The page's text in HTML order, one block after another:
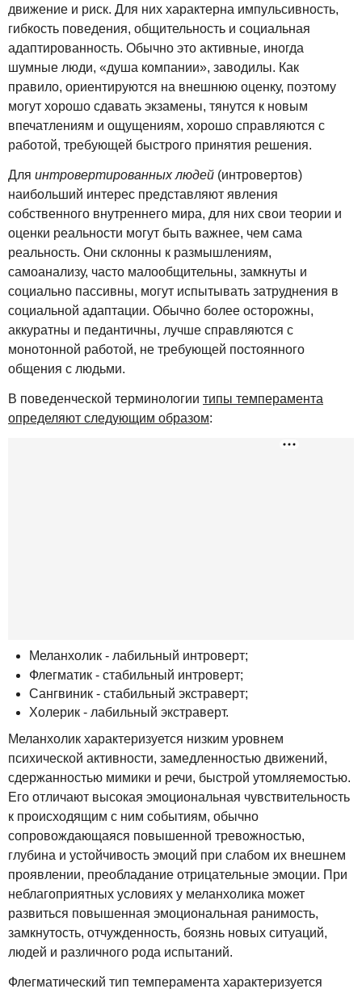
движение и риск. Для них характерна импульсивность,
гибкость поведения, общительность и социальная
адаптированность. Обычно это активные, иногда
шумные люди, «душа компании», заводилы. Как
правило, ориентируются на внешнюю оценку, поэтому
могут хорошо сдавать экзамены, тянутся к новым
впечатлениям и ощущениям, хорошо справляются с
работой, требующей быстрого принятия решения.
Для интровертированных людей (интровертов)
наибольший интерес представляют явления
собственного внутреннего мира, для них свои теории и
оценки реальности могут быть важнее, чем сама
реальность. Они склонны к размышлениям,
самоанализу, часто малообщительны, замкнуты и
социально пассивны, могут испытывать затруднения в
социальной адаптации. Обычно более осторожны,
аккуратны и педантичны, лучше справляются с
монотонной работой, не требующей постоянного
общения с людьми.
В поведенческой терминологии типы темперамента
определяют следующим образом:
Меланхолик - лабильный интроверт;
Флегматик - стабильный интроверт;
Сангвиник - стабильный экстраверт;
Холерик - лабильный экстраверт.
Меланхолик характеризуется низким уровнем
психической активности, замедленностью движений,
сдержанностью мимики и речи, быстрой утомляемостью.
Его отличают высокая эмоциональная чувствительность
к происходящим с ним событиям, обычно
сопровождающаяся повышенной тревожностью,
глубина и устойчивость эмоций при слабом их внешнем
проявлении, преобладание отрицательные эмоции. При
неблагоприятных условиях у меланхолика может
развиться повышенная эмоциональная ранимость,
замкнутость, отчужденность, боязнь новых ситуаций,
людей и различного рода испытаний.
Флегматический тип темперамента характеризуется